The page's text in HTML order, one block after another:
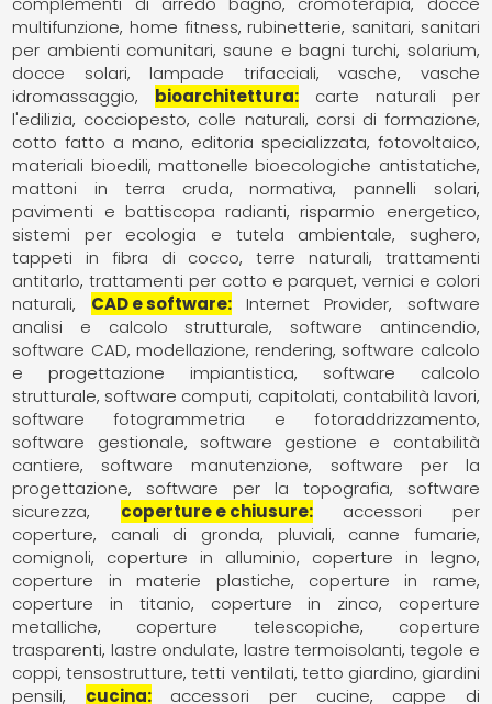
multifunzione home fitness rubinetterie sanitari sanitari
per ambienti comunitari saune e bagni turchi solarium,
docce solari, lampade trifacciali
vasche
vasche
idromassaggio
bioarchitettura
carte naturali per
l'edilizia cocciopesto colle naturali corsi di formazione
cotto fatto a mano editoria specializzata fotovoltaico
materiali bioedili mattonelle bioecologiche antistatiche
mattoni in terra cruda
normativa
pannelli solari
pavimenti e battiscopa radianti risparmio energetico
sistemi per ecologia e tutela ambientale
sughero
tappeti in fibra di cocco
terre naturali
trattamenti
antitarlo trattamenti per cotto e parquet vernici e colori
naturali
CAD e software Internet Provider
software
analisi e calcolo strutturale
software antincendio
software CAD, modellazione, rendering software calcolo
e progettazione impiantistica
software calcolo
strutturale software computi, capitolati, contabilità lavori
software fotogrammetria e fotoraddrizzamento
software gestionale
software gestione e contabilità
cantiere
software manutenzione
software per la
progettazione
software per la topografia
software
sicurezza
coperture e chiusure
accessori per
coperture
canali di gronda, pluviali
canne fumarie,
comignoli
coperture in alluminio
coperture in legno
coperture in materie plastiche
coperture in rame
coperture in titanio
coperture in zinco
coperture
metalliche
coperture telescopiche
coperture
trasparenti lastre ondulate lastre termoisolanti tegole e
coppi tensostrutture tetti ventilati tetto giardino, giardini
pensili
cucina accessori per cucine
cappe di